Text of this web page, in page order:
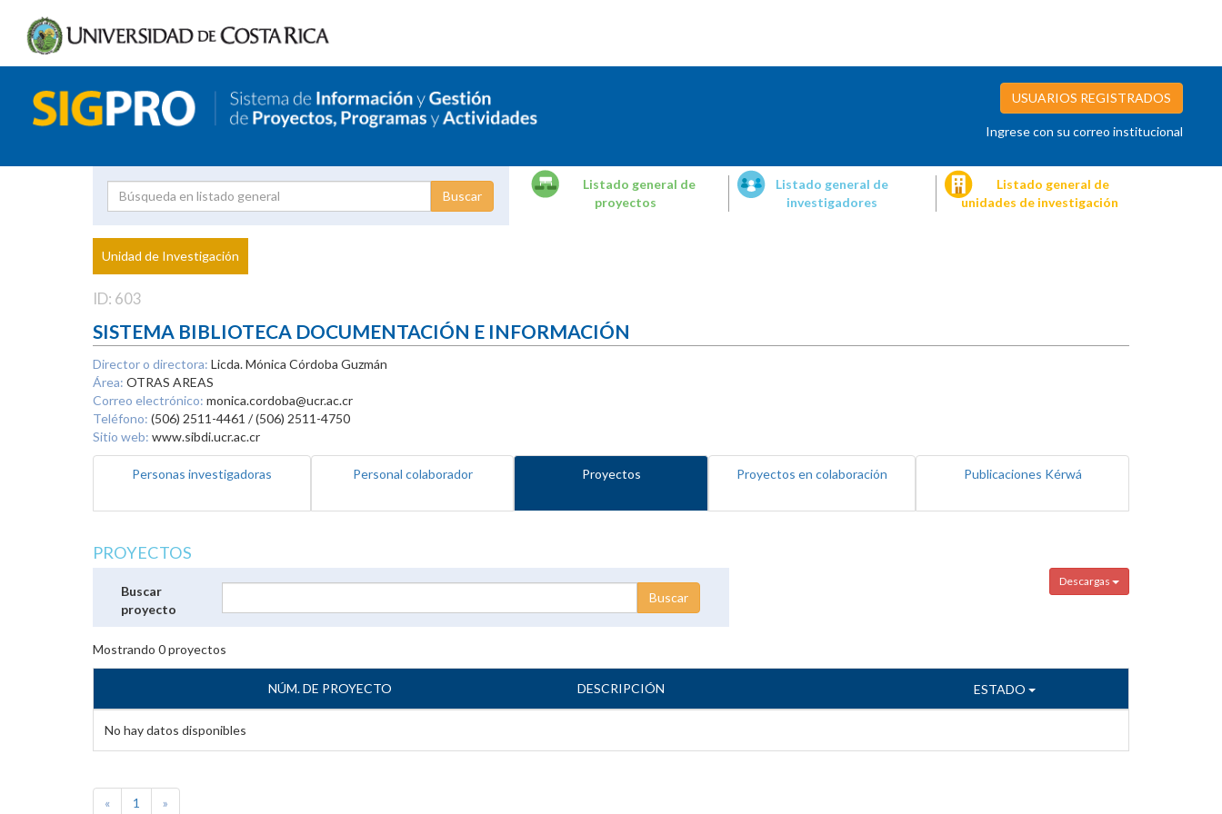
USUARIOS REGISTRADOS
Ingrese con su correo institucional
Proyecto
Investigador
Listado general de
proyectos
Listado general de
investigadores
Listado general de
unidades de investigación
Unidad de Investigación
ID: 603
SISTEMA BIBLIOTECA DOCUMENTACIÓN E INFORMACIÓN
Director o directora: Licda. Mónica Córdoba Guzmán
Área: OTRAS AREAS
Correo electrónico: monica.cordoba@ucr.ac.cr
Teléfono: (506) 2511-4461 / (506) 2511-4750
Sitio web: www.sibdi.ucr.ac.cr
Personas investigadoras Personal colaborador Proyectos Proyectos en colaboración Publicaciones Kérwá
PROYECTOS
Descargas
Buscar
proyecto
Mostrando 0proyectos
NÚM. DE PROYECTO DESCRIPCIÓN ESTADO
No hay datos disponibles
« 1 »